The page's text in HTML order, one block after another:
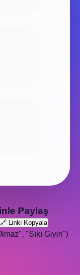
Paylaş
🔗 Linki Kopyala
"Sıkı Giyin")